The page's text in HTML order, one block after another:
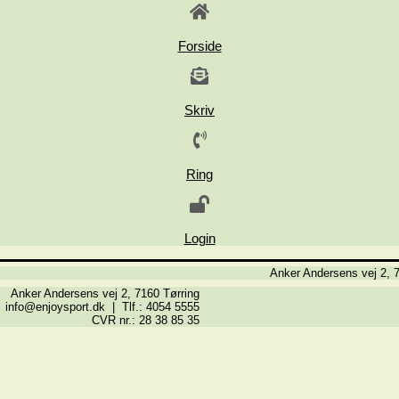
Forside
Skriv
Ring
Login
Anker Andersens vej 2,
Anker Andersens vej 2, 7160 Tørring
info@enjoysport.dk | Tlf.: 4054 5555
CVR nr.: 28 38 85 35